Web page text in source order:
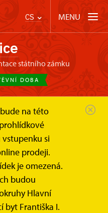
CS MENU
státního zámku
DOBA
na této
si
prodeji.
je omezená.
budou
Hlavní
byt Františka I.
poukazy
NPÚ